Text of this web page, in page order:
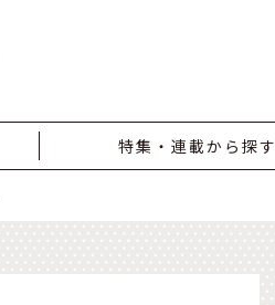
特集・連載から探す